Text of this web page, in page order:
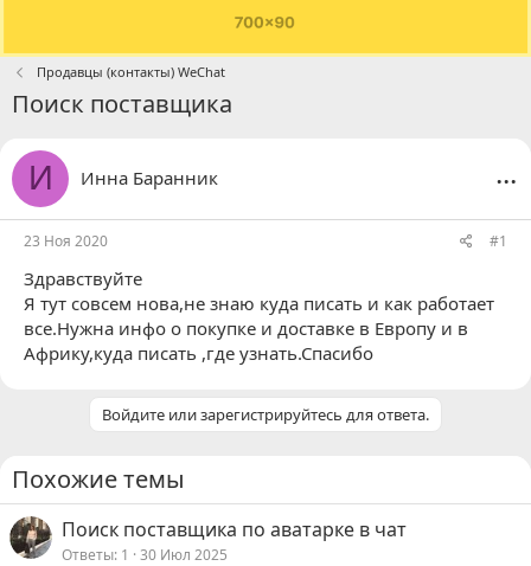
Продавцы (контакты) WeChat
Поиск поставщика
И Инна Баранник ...
23 Ноя 2020 #1
Здравствуйте
Я тут совсем нова,не знаю куда писать и как работает
все.Нужна инфо о покупке и доставке в Европу и в
Африку,куда писать ,где узнать.Спасибо
Войдите или зарегистрируйтесь для ответа.
Похожие темы
Поиск поставщика по аватарке в чат
Ответы 1 30 Июл 2025